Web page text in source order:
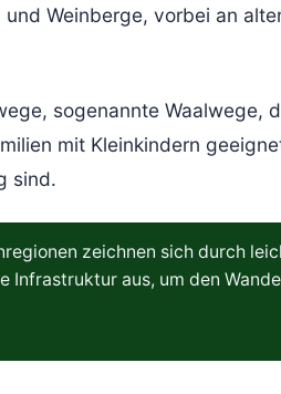
Weinberge, vorbei an
sogenannte Waalwege,
mit Kleinkindern
sind.
zeichnen sich durch
aus, um den